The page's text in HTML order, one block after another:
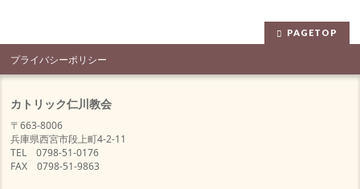
PAGETOP
プライバシーポリシー
カトリック仁川教会
〒663-8006
兵庫県西宮市段上町4-2-11
TEL 0798-51-0176
FAX 0798-51-9863